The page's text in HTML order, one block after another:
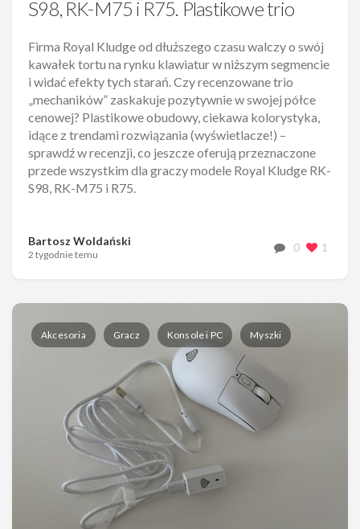
S98, RK-M75 i R75. Plastikowe trio
Firma Royal Kludge od dłuższego czasu walczy o swój
kawałek tortu na rynku klawiatur w niższym segmencie
i widać efekty tych starań. Czy recenzowane trio
„mechaników” zaskakuje pozytywnie w swojej półce
cenowej? Plastikowe obudowy, ciekawa kolorystyka,
idące z trendami rozwiązania (wyświetlacze!) –
sprawdź w recenzji, co jeszcze oferują przeznaczone
przede wszystkim dla graczy modele Royal Kludge RK-
S98, RK-M75 i R75.
Bartosz Woldański
2 tygodnie temu
0 1
Akcesoria Gracz Konsole i PC Myszki